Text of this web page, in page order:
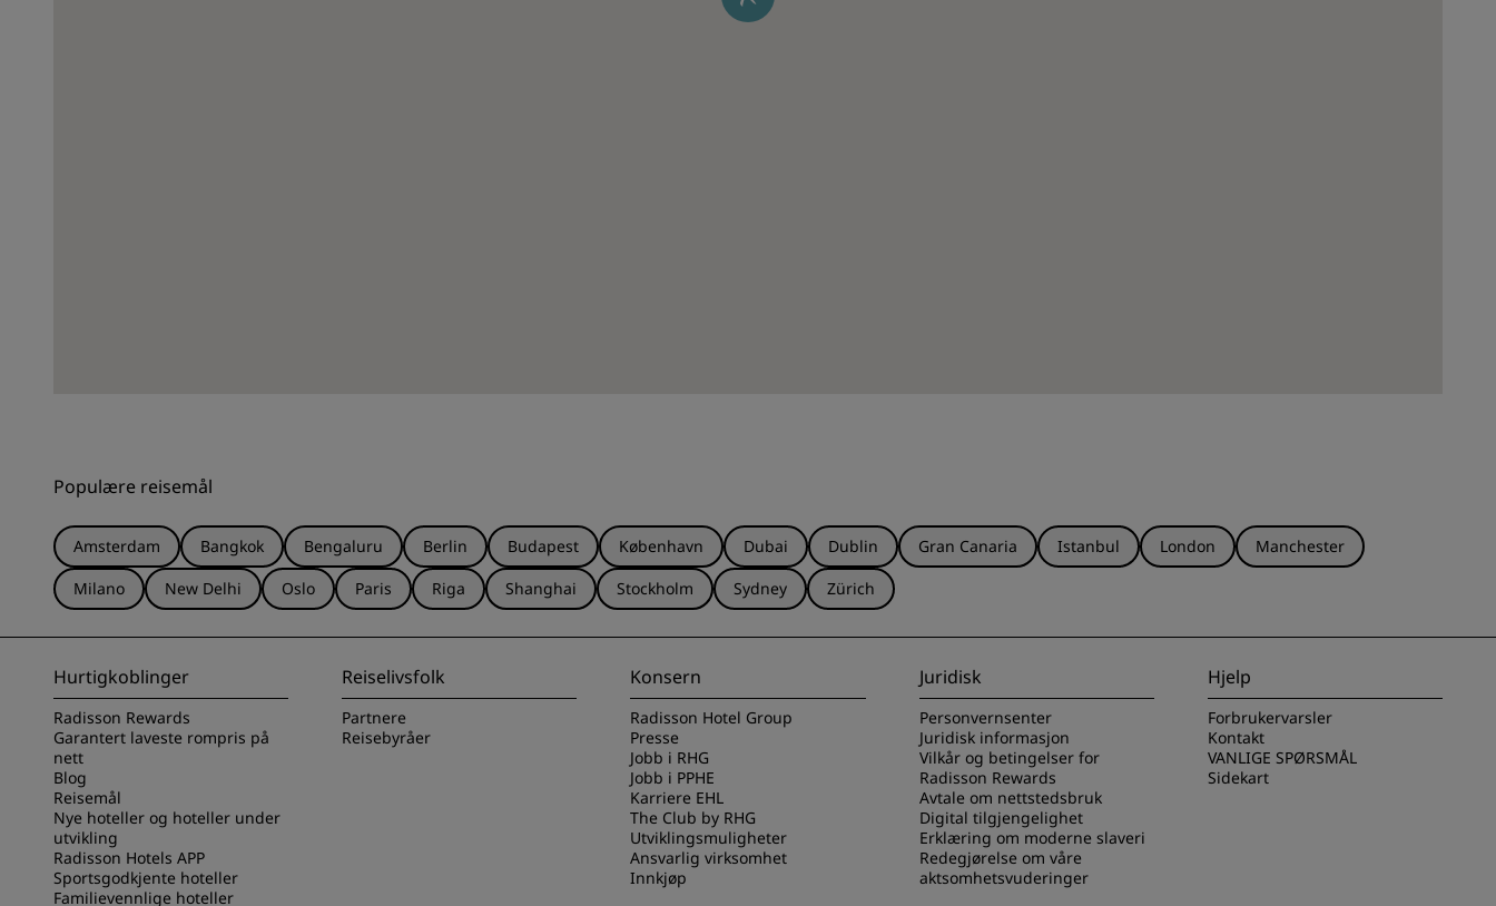
Populære reisemål
Amsterdam Bangkok Bengaluru Berlin Budapest København Dubai Dublin Gran Canaria Istanbul London
Manchester
Milano
New Delhi Oslo Paris Riga Shanghai Stockholm Sydney Zürich
Hurtigkoblinger
Radisson Rewards
Garantert laveste rompris på
nett
Blog
Reisemål
Nye hoteller og hoteller under
utvikling
Radisson Hotels APP
Sportsgodkjente hoteller
Familievennlige hoteller
Reiselivsfolk
Partnere
Reisebyråer
Konsern
Radisson Hotel Group
Presse
Jobb i RHG
Jobb i PPHE
Karriere EHL
The Club by RHG
Utviklingsmuligheter
Ansvarlig virksomhet
Innkjøp
Juridisk
Personvernsenter
Juridisk informasjon
Vilkår og betingelser for
Radisson Rewards
Avtale om nettstedsbruk
Digital tilgjengelighet
Erklæring om moderne slaveri
Redegjørelse om våre
aktsomhetsvuderinger
Hjelp
Forbrukervarsler
Kontakt
VANLIGE SPØRSMÅL
Sidekart